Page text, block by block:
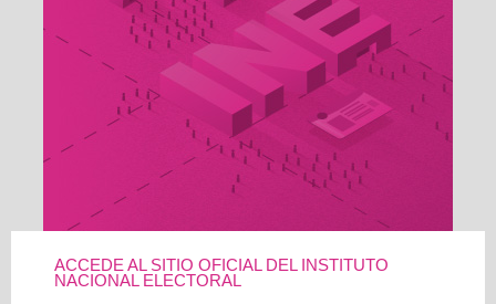
ACCEDE AL SITIO OFICIAL DEL INSTITUTO
NACIONAL ELECTORAL